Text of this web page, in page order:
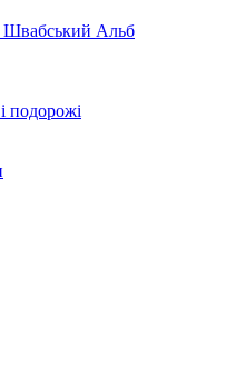
Швабський Альб
подорожі